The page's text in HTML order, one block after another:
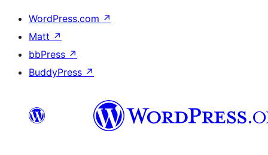
WordPress.com ↗
Matt ↗
bbPress ↗
BuddyPress ↗